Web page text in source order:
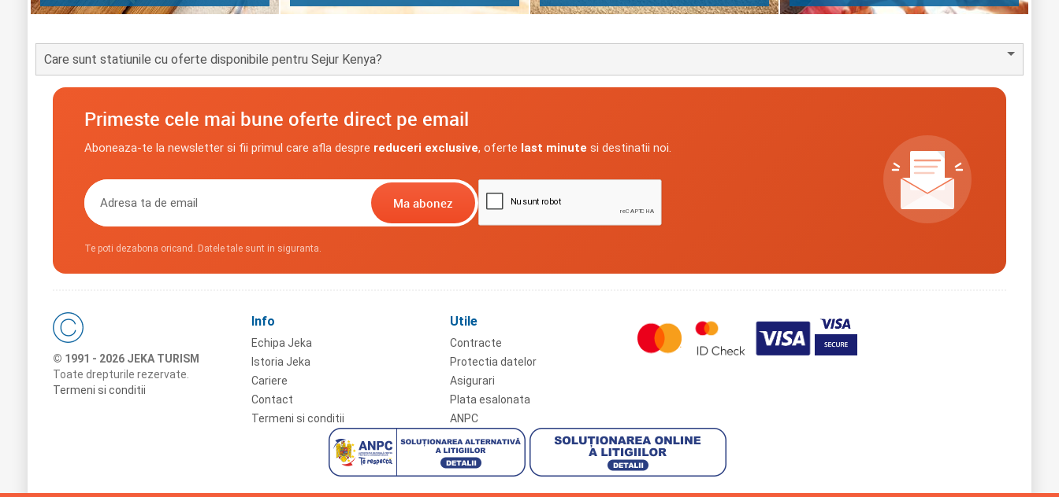
Care sunt statiunile cu oferte disponibile pentru Sejur Kenya?
Primeste cele mai bune oferte direct pe email
Aboneaza-te la newsletter si fii primul care afla despre reduceri exclusive, oferte last minute si destinatii noi.
Te poti dezabona oricand. Datele tale sunt in siguranta.
© 1991 - 2026 JEKA TURISM
Toate drepturile rezervate.
Termeni si conditii
Info
Echipa Jeka
Istoria Jeka
Cariere
Contact
Termeni si conditii
Utile
Contracte
Protectia datelor
Asigurari
Plata esalonata
ANPC